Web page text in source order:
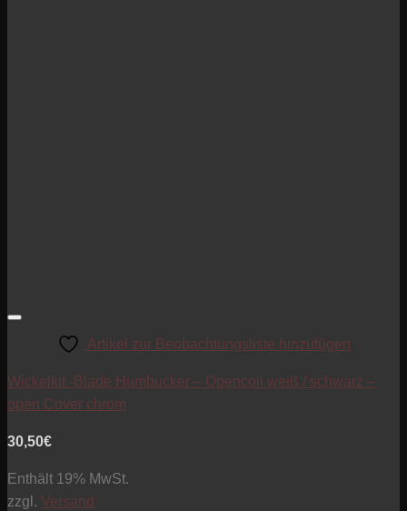
Artikel zur Beobachtungsliste hinzufügen
Wickelkit -Blade Humbucker – Opencoil weiß / schwarz –
open Cover chrom
30,50€
Enthält 19% MwSt.
zzgl. Versand